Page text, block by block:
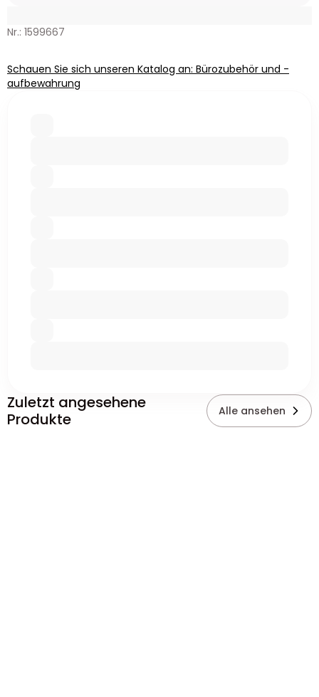
Nr.: 1599667
Schauen Sie sich unseren Katalog an: Bürozubehör und -
aufbewahrung
Zuletzt angesehene
Produkte
Alle ansehen